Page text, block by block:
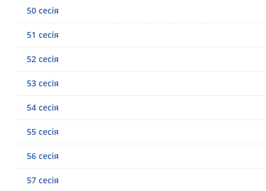
50 сесія
51 сесія
52 сесія
53 сесія
54 сесія
55 сесія
56 сесія
57 сесія